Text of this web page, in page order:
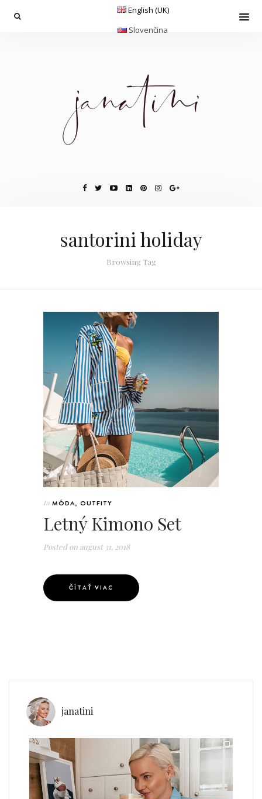
English (UK)
Slovenčina
santorini holiday
Browsing Tag
In MÓDA, OUTFITY
Letný Kimono Set
Posted on august 31, 2018
ČÍTAŤ VIAC
janatini